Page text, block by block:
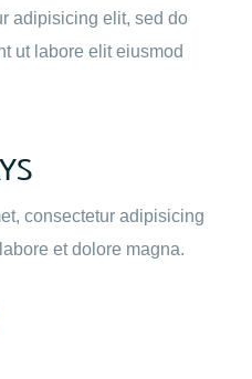
adipisicing elit, sed do
ut labore elit eiusmod
consectetur adipisicing
et dolore magna.